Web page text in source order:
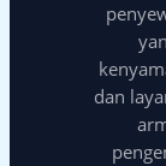
dan